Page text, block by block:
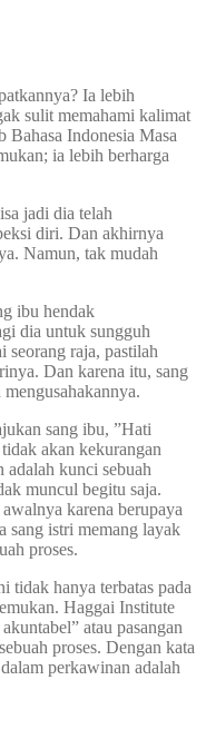
Ia lebih
sulit memahami kalimat
Bahasa Indonesia Masa
ia lebih berharga
jadi dia telah
diri. Dan akhirnya
Namun, tak mudah
ibu hendak
dia untuk sungguh
seorang raja, pastilah
Dan karena itu, sang
sang ibu, ”Hati
akan kekurangan
adalah kunci sebuah
muncul begitu saja.
karena berupaya
sang istri memang layak
proses.
tidak hanya terbatas pada
Haggai Institute
atau pasangan
proses. Dengan kata
perkawinan adalah